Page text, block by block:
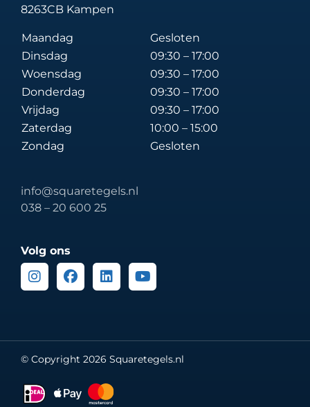
8263CB Kampen
Maandag
Gesloten
Dinsdag
09:30 – 17:00
Woensdag
09:30 – 17:00
Donderdag
09:30 – 17:00
Vrijdag
09:30 – 17:00
Zaterdag
10:00 – 15:00
Zondag
Gesloten
info@squaretegels.nl
038 – 20 600 25
Volg ons
InstagramFacebook
LinkedinYoutube
© Copyright 2026 Squaretegels.nl